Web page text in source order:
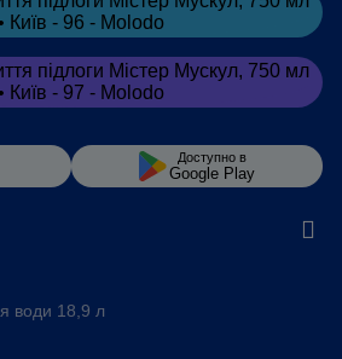
води 18,9 л
в Telegram
в Viber
Доступно в
Google Play